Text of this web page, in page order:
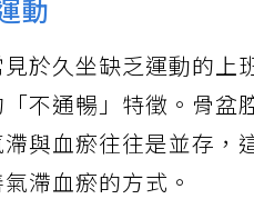
動
於久坐缺乏運動的上
不通暢」特徵。骨盆
與血瘀往往是並存，
滯血瘀的方式。